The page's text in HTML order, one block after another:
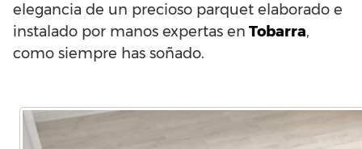
elegancia de un precioso parquet elaborado e
instalado por manos expertas en Tobarra,
como siempre has soñado.